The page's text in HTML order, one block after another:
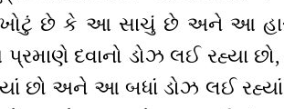
છે કે આ સાચું છે અને આ
દવાનો ડોઝ લઈ રહ્યા છો,
છો અને આ બધાં ડોઝ લઈ